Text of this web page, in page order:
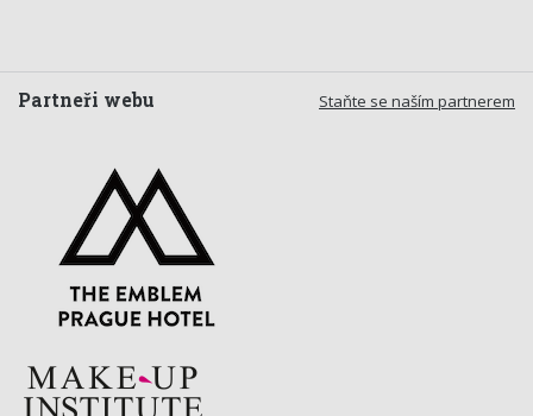
Staňte se naším partnerem
Partneři webu